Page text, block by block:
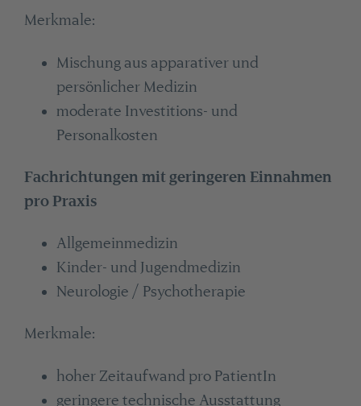
Merkmale:
Mischung aus apparativer und
persönlicher Medizin
moderate Investitions- und
Personalkosten
Fachrichtungen mit geringeren Einnahmen
pro Praxis
Allgemeinmedizin
Kinder- und Jugendmedizin
Neurologie / Psychotherapie
Merkmale:
hoher Zeitaufwand pro PatientIn
geringere technische Ausstattung